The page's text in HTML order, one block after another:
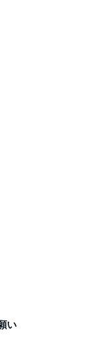
い